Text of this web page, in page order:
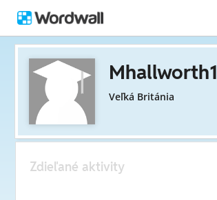
Mhallworth1
Veľká Británia
Zdieľané aktivity